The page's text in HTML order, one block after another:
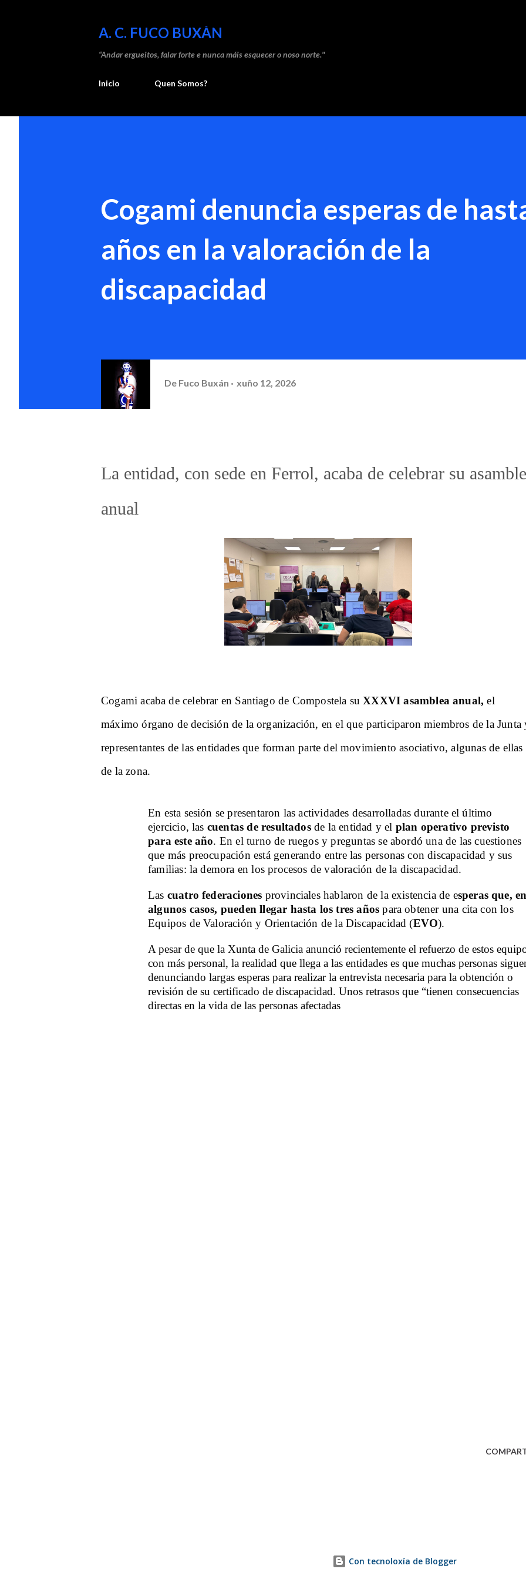
A. C. FUCO BUXÁN
“Andar ergueitos, falar forte e nunca máis esquecer o noso norte."
Inicio Quen Somos?
Cogami denuncia esperas de
años en la valoración de la
discapacidad
De Fuco Buxán xuño 12, 2026
La entidad, con sede en Ferrol, acaba de celebrar su
anual
Cogami acaba de celebrar en Santiago de Compostela su XXXVI asamblea anual, el
máximo órgano de decisión de la organización, en el que participaron miembros de la Junta
representantes de las entidades que forman parte del movimiento asociativo, algunas de ellas
de la zona.
En esta sesión se presentaron las actividades desarrolladas durante el último
ejercicio, las cuentas de resultadosde la entidad y el plan operativo previsto
para este año. En el turno de ruegos y preguntas se abordó una de las cuestiones
que más preocupación está generando entre las personas con discapacidad y sus
familias: la demora en los procesos de valoración de la discapacidad.
Las cuatro federaciones provinciales hablaron de la existencia de esperas que,
algunos casos, pueden llegar hasta los tres años para obtener una cita con los
Equipos de Valoración y Orientación de la Discapacidad (EVO).
A pesar de que la Xunta de Galicia anunció recientemente el refuerzo de estos
con más personal, la realidad que llega a las entidades es que muchas personas
denunciando largas esperas para realizar la entrevista necesaria para la obtención o
revisión de su certificado de discapacidad. Unos retrasos que “tienen consecuencias
directas en la vida de las personas afectadas
Con tecnoloxía de Blogger